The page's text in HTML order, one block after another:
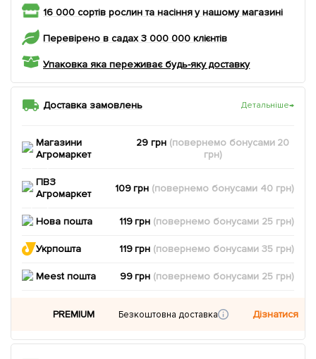
16 000 сортів рослин та насіння у нашому магазині
Перевірено в садах 3 000 000 клієнтів
Упаковка яка переживає будь-яку доставку
Доставка замовлень Детальніше→
Магазини
Агромаркет
29 грн (повернемобонусами 20
грн)
ПВЗ
Агромаркет
109 грн (повернемо бонусами 40 грн)
Нова пошта 119 грн (повернемо бонусами 25 грн)
Укрпошта 119 грн (повернемо бонусами35 грн)
Meest пошта 99 грн (повернемо бонусами 25 грн)
PREMIUM Безкоштовна доставка Дізнатися